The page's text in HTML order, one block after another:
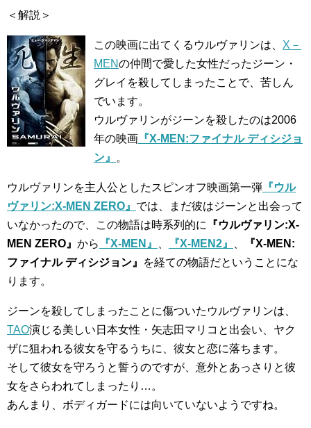
＜解説＞
この映画に出てくるウルヴァリンは、 X－
MENの仲間で愛した女性だったジーン・
グレイを殺してしまったことで、苦しん
でいます。
ウルヴァリンがジーンを殺したのは2006
年の映画 『X-MEN:ファイナル ディシジョ
ン』
。
ウルヴァリンを主人公としたスピンオフ映画第一弾 『ウル
ヴァリン:X-MEN ZERO』 では、まだ彼はジーンと出会って
いなかったので、この物語は時系列的に
『ウルヴァリン:X-
MEN ZERO』 から 『X-MEN』 『X-MEN2』
『X-MEN:
ファイナル ディシジョン』
を経ての物語だということにな
ります。
ジーンを殺してしまったことに傷ついたウルヴァリンは、
TAO演じる美しい日本女性・矢志田マリコと出会い、ヤク
ザに狙われる彼女を守るうちに、彼女と恋に落ちます。
そして彼女を守ろうと誓うのですが、意外とあっさりと彼
女をさらわれてしまったり…。
あんまり、ボディガードには向いていないようですね。